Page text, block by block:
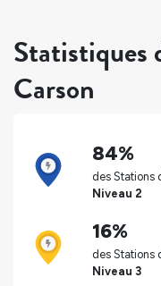
Statistiques
Carson
84%
des Stations
Niveau 2
16%
des Stations
Niveau 3